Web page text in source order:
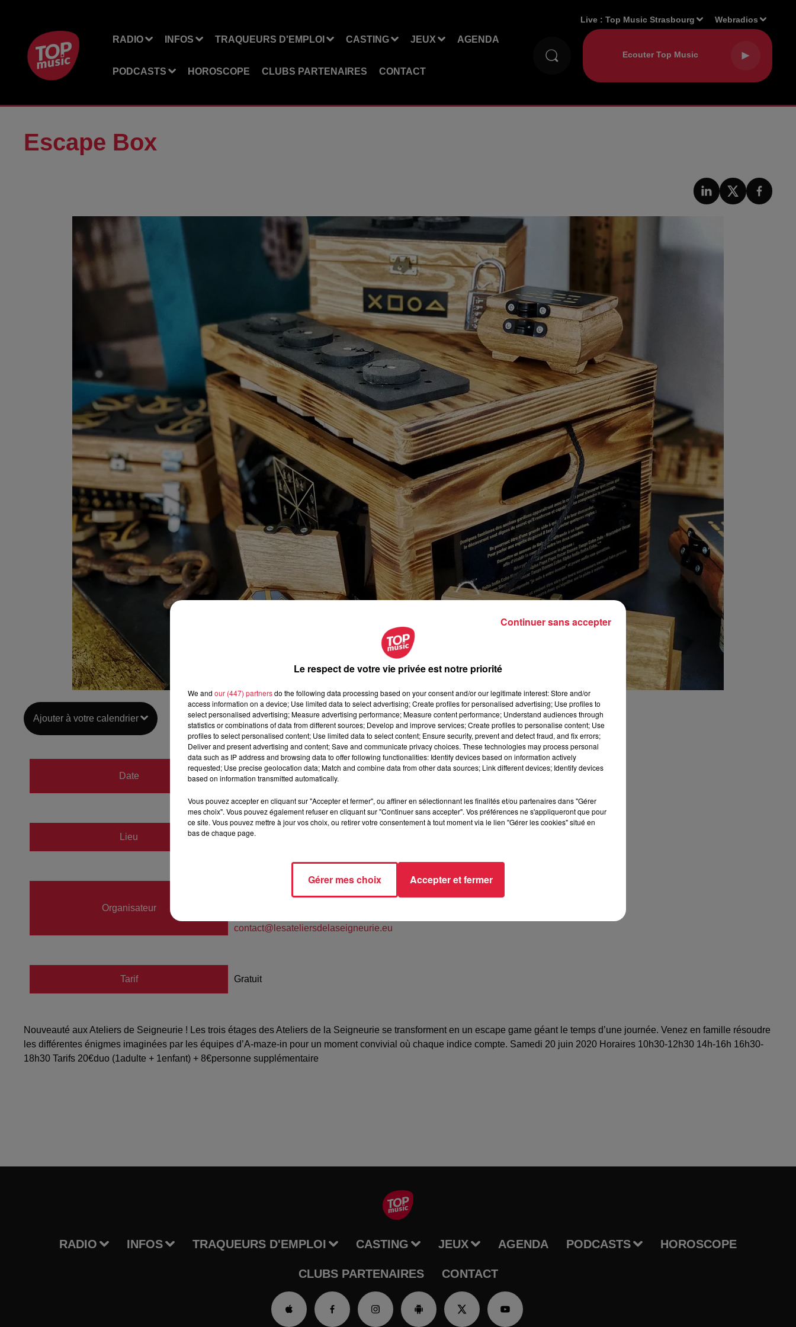
RADIO INFOS TRAQUEURS D'EMPLOI CASTING JEUX AGENDA
PODCASTS HOROSCOPE CLUBS PARTENAIRES CONTACT
Live :Top Music Strasbourg Webradios
Escape Box
Ajouter à votre calendrier
Date
du20 juin 2020 à 0h00
Lieu Les Ateliers de la Seigneurie
Organisateur
contact@lesateliersdelaseigneurie.eu
Tarif Gratuit
Nouveauté aux Ateliers de Seigneurie ! Les trois étages des Ateliers de la Seigneurie se transforment en un escape game géant le temps d’une journée. Venez en famille résoudre
les différentes énigmes imaginées par les équipes d’A-maze-in pour un moment convivial où chaque indice compte. Samedi 20 juin 2020 Horaires 10h30-12h30 14h-16h 16h30-
18h30 Tarifs 20€duo (1adulte + 1enfant) + 8€personne supplémentaire
RADIO INFOS TRAQUEURS D'EMPLOI CASTING JEUX AGENDA PODCASTS HOROSCOPE
CLUBS PARTENAIRES CONTACT
Le respect de votre vie privée est notre priorité
We and our (447) partnersdo the following data processing based on your consent and/or our legitimate interest: Store and/or
access information on a device; Use limited data to select advertising; Create profiles for personalised advertising; Use profiles to
select personalised advertising; Measure advertising performance; Measure content performance; Understand audiences through
statistics or combinations of data from different sources; Develop and improve services; Create profiles to personalise content; Use
profiles to select personalised content; Use limited data to select content; Ensure security, prevent and detect fraud, and fix errors;
Deliver and present advertising and content; Save and communicate privacy choices. These technologies may process personal
data such as IP address and browsing data to offer following functionalities: Identify devices based on information actively
requested; Use precise geolocation data; Match and combine data from other data sources; Link different devices; Identify devices
based on information transmitted automatically.
Vous pouvez accepter en cliquant sur "Accepter et fermer", ou affiner en sélectionnant les finalités et/ou partenaires dans "Gérer
mes choix". Vous pouvez également refuser en cliquant sur "Continuer sans accepter". Vos préférences ne s'appliqueront que pour
ce site. Vous pouvez mettre à jour vos choix, ou retirer votre consentement à tout moment via le lien "Gérer les cookies" situé en
bas de chaque page.
Gérer mes choix Accepter et fermer
Continuer sans accepter